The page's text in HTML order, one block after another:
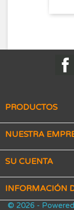
PRODUCTOS
NUESTRA
SU CUENTA
INFORMACIÓN
© 2026 -